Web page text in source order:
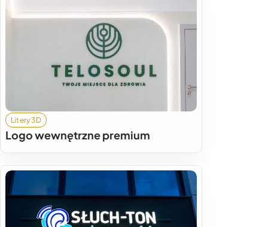
Litery 3D
Logo wewnętrzne premium